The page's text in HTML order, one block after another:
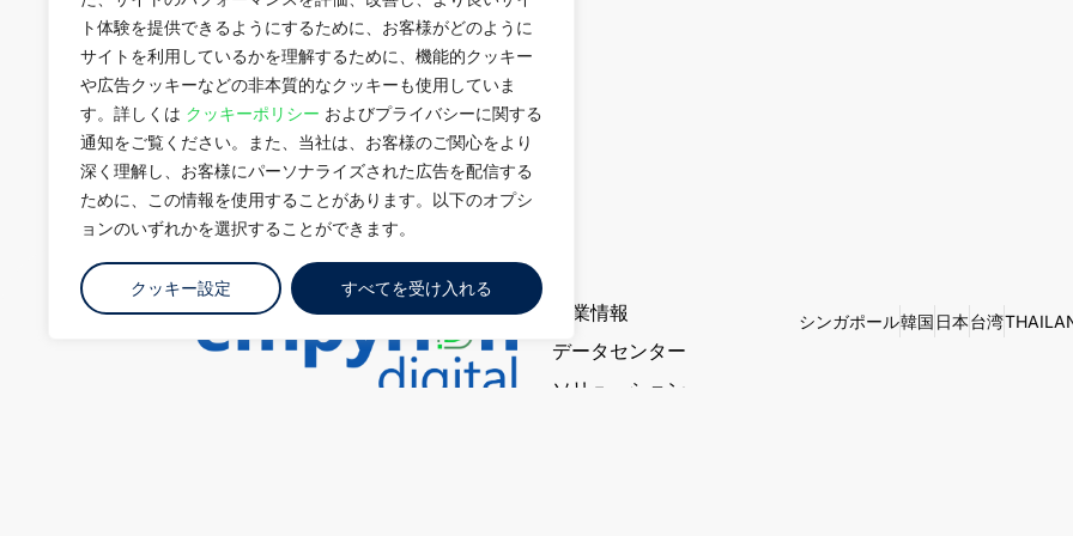
ト体験を提供できるようにするために、お客様がどのように
サイトを利用しているかを理解するために、機能的クッキー
や広告クッキーなどの非本質的なクッキーも使用していま
す。詳しくは クッキーポリシー およびプライバシーに関する
通知をご覧ください。また、当社は、お客様のご関心をより
深く理解し、お客様にパーソナライズされた広告を配信する
ために、この情報を使用することがあります。以下のオプシ
ョンのいずれかを選択することができます。
クッキー設定 すべてを受け入れる
企業情報
データセンター
ソリューション
シンガポール韓国 日本台湾